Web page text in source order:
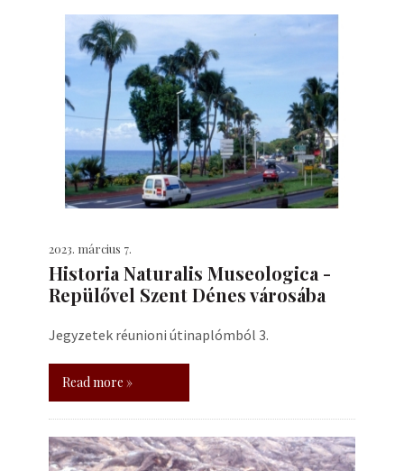
2023. március 7.
Historia Naturalis Museologica -
Repülővel Szent Dénes városába
Jegyzetek réunioni útinaplómból 3.
Read more »